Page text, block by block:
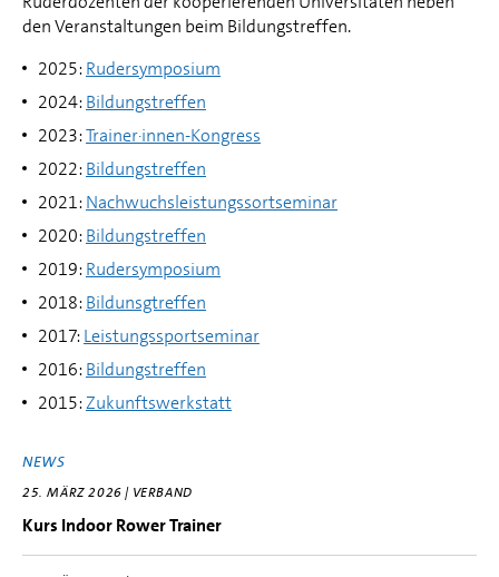
den Veranstaltungen beim Bildungstreffen.
2025:Rudersymposium
2024:Bildungstreffen
2023:Trainer·innen-Kongress
2022:Bildungstreffen
2021:Nachwuchsleistungssortseminar
2020:Bildungstreffen
2019:Rudersymposium
2018:Bildunsgtreffen
2017:Leistungssportseminar
2016:Bildungstreffen
2015:Zukunftswerkstatt
NEWS
25. MÄRZ 2026 | VERBAND
Kurs Indoor Rower Trainer